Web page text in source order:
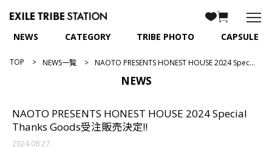
NEWS CATEGORY TRIBE PHOTO CAPSULE
TOP NEWS一覧 NAOTO PRESENTS HONEST HOUSE 2024 Special Thanks Goods受注販売決定!!
NEWS
NAOTO PRESENTS HONEST HOUSE 2024 Special
Thanks Goods受注販売決定!!
2024.08.27